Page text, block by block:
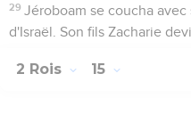
29 Jéroboam se coucha
d'Israël. Son fils Zacharie
2 Rois 15